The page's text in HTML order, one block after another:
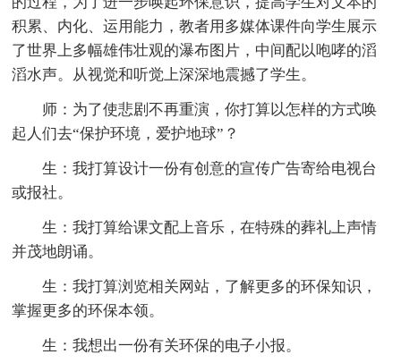
积累、内化、运用能力，教者用多媒体课件向学生展示
了世界上多幅雄伟壮观的瀑布图片，中间配以咆哮的滔
滔水声。从视觉和听觉上深深地震撼了学生。
师：为了使悲剧不再重演，你打算以怎样的方式唤
起人们去“保护环境，爱护地球”？
生：我打算设计一份有创意的宣传广告寄给电视台
或报社。
生：我打算给课文配上音乐，在特殊的葬礼上声情
并茂地朗诵。
生：我打算浏览相关网站，了解更多的环保知识，
掌握更多的环保本领。
生：我想出一份有关环保的电子小报。